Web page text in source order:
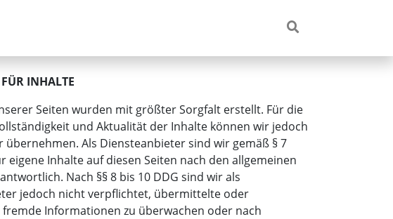
INHALTE
Seiten wurden mit größter Sorgfalt erstellt. Für die
und Aktualität der Inhalte können wir jedoch
übernehmen. Als Diensteanbieter sind wir gemäß § 7
eigene Inhalte auf diesen Seiten nach den allgemeinen
Nach §§ 8 bis 10 DDG sind wir als
jedoch nicht verpflichtet, übermittelte oder
Informationen zu überwachen oder nach